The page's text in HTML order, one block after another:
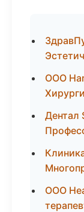
ООО
Дентал
ООО